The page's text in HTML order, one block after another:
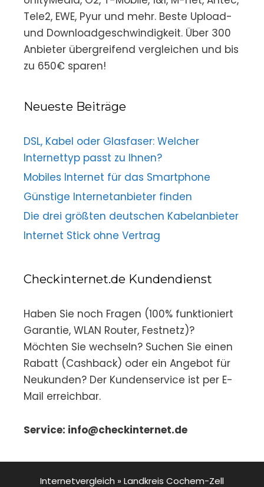
Tele2, EWE, Pyur und mehr. Beste Upload-
und Downloadgeschwindigkeit. Über 300
Anbieter übergreifend vergleichen und bis
zu 650€ sparen!
Neueste Beiträge
DSL, Kabel oder Glasfaser: Welcher
Internettyp passt zu Ihnen?
Mobiles Internet für das Smartphone
Günstige Internetanbieter finden
Die drei größten deutschen Kabelanbieter
Internet Stick ohne Vertrag
Checkinternet.de Kundendienst
Haben Sie noch Fragen (100% funktioniert
Garantie, WLAN Router, Festnetz)?
Möchten Sie wechseln? Suchen Sie einen
Rabatt (Cashback) oder ein Angebot für
Neukunden? Der Kundenservice ist per E-
Mail erreichbar.
Service: info@checkinternet.de
Internetvergleich » Landkreis Cochem-Zell